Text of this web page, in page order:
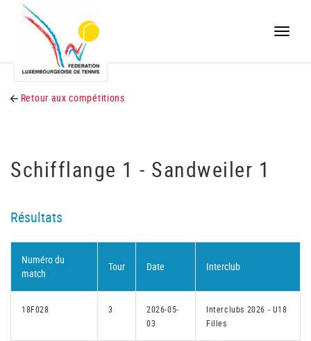
Toggle
Retour aux compétitions
Schifflange 1 - Sandweiler 1
Résultats
Numéro du
match
Tour Date Interclub
18F028 3
2026-05-
03
Interclubs 2026 - U18
Filles